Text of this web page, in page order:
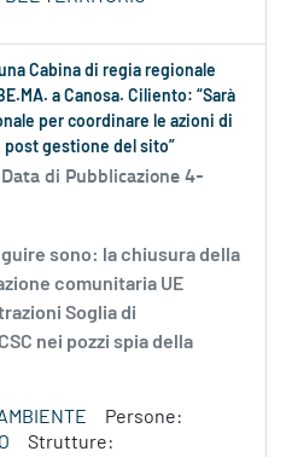
Cabina di regia regionale
a Canosa. Ciliento: “Sarà
per coordinare le azioni di
gestione del sito”
Data di Pubblicazione 4-
sono: la chiusura della
comunitaria UE
Soglia di
nei pozzi spia della
Persone:
Strutture: